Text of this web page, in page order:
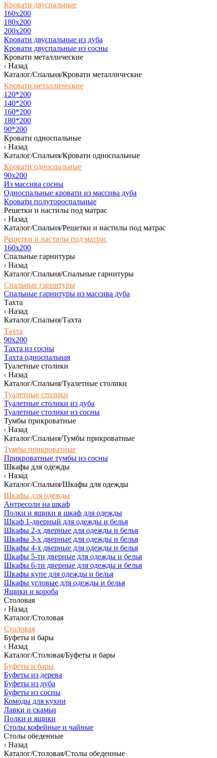
Кровати двуспальные
160х200
180x200
200x200
Кровати двуспальные из дуба
Кровати двуспальные из сосны
Кровати металлические
Назад
Каталог/Спальня/Кровати металлические
Кровати металлические
120*200
140*200
160*200
180*200
90*200
Кровати односпальные
Назад
Каталог/Спальня/Кровати односпальные
Кровати односпальные
90х200
Из массива сосны
Односпальные кровати из массива дуба
Кровати полутороспальные
Решетки и настилы под матрас
Назад
Каталог/Спальня/Решетки и настилы под матрас
Решетки и настилы под матрас
160х200
Спальные гарнитуры
Назад
Каталог/Спальня/Спальные гарнитуры
Спальные гарнитуры
Спальные гарнитуры из массива дуба
Тахта
Назад
Каталог/Спальня/Тахта
Тахта
90х200
Тахта из сосны
Тахта односпальная
Туалетные столики
Назад
Каталог/Спальня/Туалетные столики
Туалетные столики
Туалетные столики из дуба
Туалетные столики из сосны
Тумбы прикроватные
Назад
Каталог/Спальня/Тумбы прикроватные
Тумбы прикроватные
Прикроватные тумбы из сосны
Шкафы для одежды
Назад
Каталог/Спальня/Шкафы для одежды
Шкафы для одежды
Антресоли на шкаф
Полки и ящики в шкаф для одежды
Шкаф 1-дверный для одежды и белья
Шкафы 2-х дверные для одежды и белья
Шкафы 3-х дверные для одежды и белья
Шкафы 4-х дверные для одежды и белья
Шкафы 5-ти дверные для одежды и белья
Шкафы 6-ти дверные для одежды и белья
Шкафы купе для одежды и белья
Шкафы угловые для одежды и белья
Ящики и короба
Столовая
Назад
Каталог/Столовая
Столовая
Буфеты и бары
Назад
Каталог/Столовая/Буфеты и бары
Буфеты и бары
Буфеты из дерева
Буфеты из дуба
Буфеты из сосны
Комоды для кухни
Лавки и скамьи
Полки и ящики
Столы кофейные и чайные
Столы обеденные
Назад
Каталог/Столовая/Столы обеденные